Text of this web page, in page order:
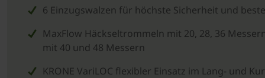
6 Einzugswalzen für höchste Sicherheit und
MaxFlow Häckseltrommeln mit 20, 28, 36
mit 40 und 48 Messern
­KRONE VariLOC flexibler Einsatz im Lang- und